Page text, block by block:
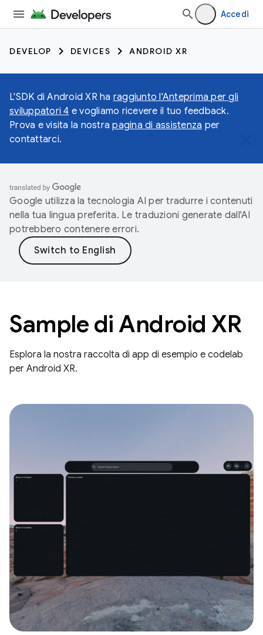
Accedi
DEVELOP DEVICES ANDROID XR
L'SDK di Android XR ha raggiunto l'Anteprima per gli
sviluppatori 4 e vogliamo ricevere il tuo feedback.
Prova e visita la nostrapagina di assistenza per
contattarci.
Google utilizza la tecnologia AI per tradurre i contenuti
nella tua lingua preferita. Le traduzioni generate dall'AI
potrebbero contenere errori.
Sample di Android XR
Esplora la nostra raccolta di app di esempio e codelab
per Android XR.